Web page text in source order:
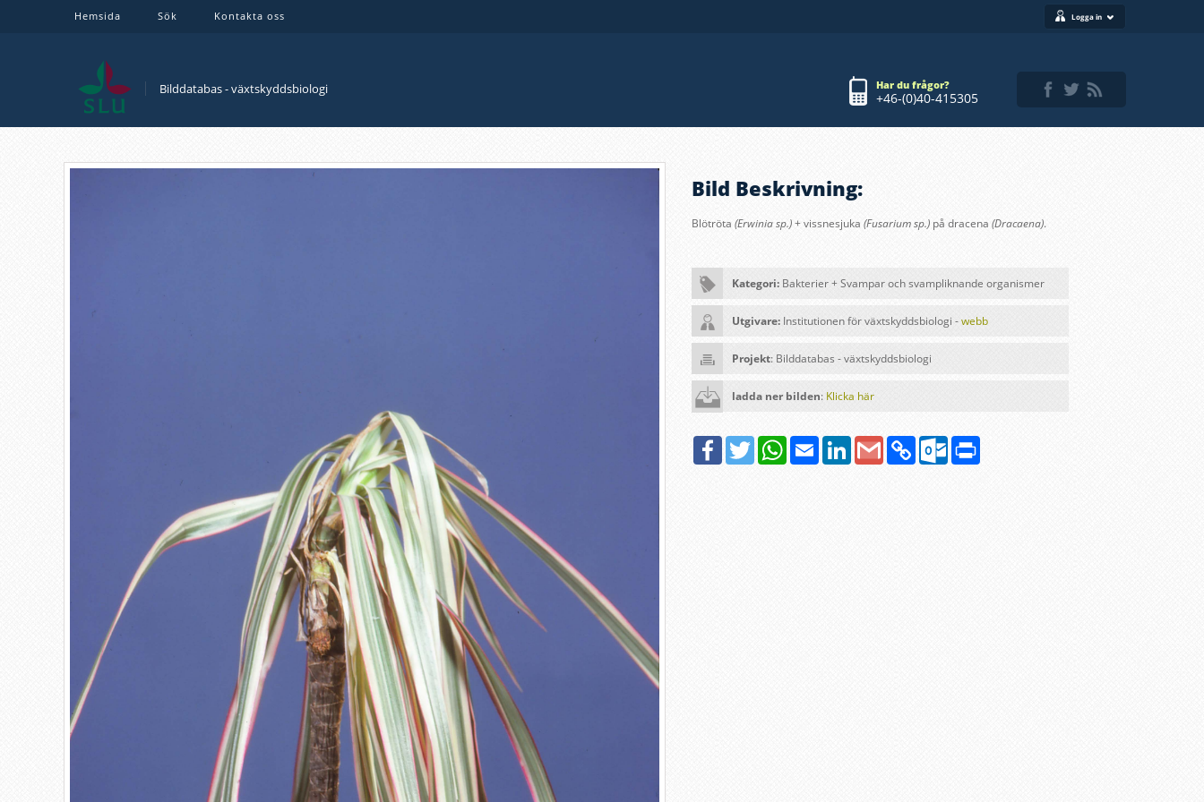
Hemsida Sök Kontakta oss Logga in
Bilddatabas - växtskyddsbiologi Har du frågor?
+46-(0)40-415305
Bild Beskrivning:
Blötröta (Erwinia sp.)+ vissnesjuka (Fusarium sp.) på dracena (Dracaena).
Kategori: Bakterier + Svampar och svampliknande organismer
Utgivare: Institutionen för växtskyddsbiologi -webb
Projekt: Bilddatabas - växtskyddsbiologi
ladda ner bilden: Klicka här
FacebookTwitter WhatsAppEmail LinkedInGoogle
Gmail
Copy
Link
Outlook.com